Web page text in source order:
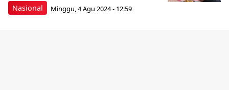
Nasional Minggu, 4 Agu 2024 - 12:59